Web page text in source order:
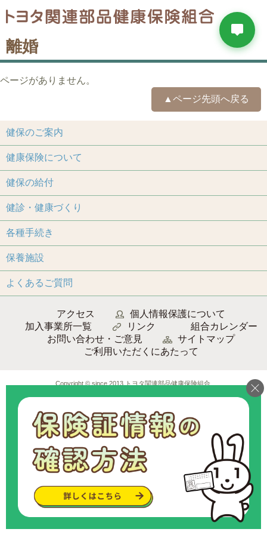
離婚
ページがありません。
▲ページ先頭へ戻る
健保のご案内
健康保険について
健保の給付
健診・健康づくり
各種手続き
保養施設
よくあるご質問
アクセス
個人情報保護について
加入事業所一覧
リンク
組合カレンダー
お問い合わせ・ご意見
サイトマップ
ご利用いただくにあたって
Copyright © since 2013 トヨタ関連部品健康保険組合.